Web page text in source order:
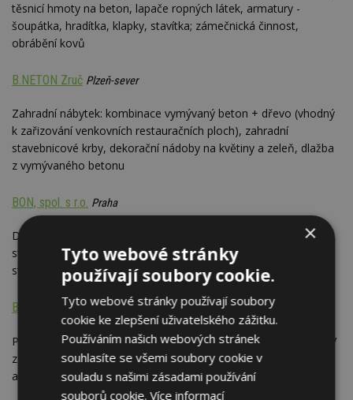
těsnicí hmoty na beton, lapače ropných látek, armatury -
šoupátka, hradítka, klapky, stavítka; zámečnická činnost,
obrábění kovů
B.NETON Zruč Plzeň-sever
Zahradní nábytek: kombinace vymývaný beton + dřevo (vhodný
k zařizování venkovních restauračních ploch), zahradní
stavebnicové krby, dekorační nádoby na květiny a zeleň, dlažba
z vymývaného betonu
BON, spol. s r.o. Praha
Dodávka a montáž bazénů, bazénových příslušenství vč. prací
stavebních, zastřešení bazénů; prodej a montáž saun; drobné
stavebné práce; obklady dlažbou; zateplování objektů
Braunstar Ústí nad Labem
Prodej: vybavení pro jezírka - filtrační sety (bio filtr, čerpadlo, UV
zářič), osvětlení, automatická ohřívadla, krmiva, úprava vody);
akvaristika (akvarijní komplety)
×
Tyto webové stránky
používají soubory cookie.
Tyto webové stránky používají soubory
cookie ke zlepšení uživatelského zážitku.
Používáním našich webových stránek
souhlasíte se všemi soubory cookie v
souladu s našimi zásadami používání
souborů cookie.Více informací